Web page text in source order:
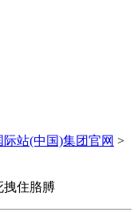
际站(中国)集团官网 >
拽住胳膊